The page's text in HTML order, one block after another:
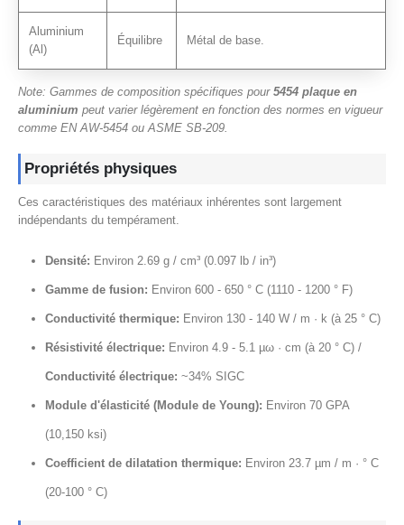
Aluminium
(Al)
Équilibre Métal de base.
Note: Gammes de composition spécifiques pour 5454 plaque en
aluminium peut varier légèrement en fonction des normes en vigueur
comme EN AW-5454 ou ASME SB-209.
Propriétés physiques
Ces caractéristiques des matériaux inhérentes sont largement
indépendants du tempérament.
Densité: Environ 2.69 g / cm³ (0.097 lb / in³)
Gamme de fusion: Environ 600 - 650 ° C (1110 - 1200 ° F)
Conductivité thermique: Environ 130 - 140 W / m · k (à 25 ° C)
Résistivité électrique: Environ 4.9 - 5.1 µω · cm (à 20 ° C) /
Conductivité électrique: ~34% SIGC
Module d'élasticité (Module de Young): Environ 70 GPA
(10,150 ksi)
Coefficient de dilatation thermique: Environ 23.7 µm / m · ° C
(20-100 ° C)